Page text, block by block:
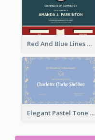
Red And Blue Lines And Badge Completion Certificate
Elegant Pastel Tone Floral Certificate Design